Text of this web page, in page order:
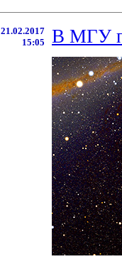
21.02.2017
15:05
В МГУ